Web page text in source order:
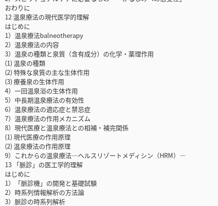
おわりに
12 温泉療法の現代医学的理解
はじめに
1）温泉療法balneotherapy
2）温泉療法の内容
3）温泉の種類と泉質（含有成分）の化学・薬理作用
(1) 温泉の種類
(2) 特殊な泉質の主な生体作用
(3) 療養泉の生体作用
4）一回温泉浴の生体作用
5）中長期温泉療法の有効性
6）温泉療法の適応症と禁忌症
7）温泉療法の作用メカニズム
8）現代医療と温泉療法との相補・補完関係
(1) 現代医療の作用原理
(2) 温泉療法の作用原理
9）これからの温泉療法―ヘルスリゾートメディシン（HRM）―
13 「脈診」の医工学的理解
はじめに
1）「脈診機」の開発と基礎試験
2）時系列情報解析の方法論
3）脈診の時系列解析